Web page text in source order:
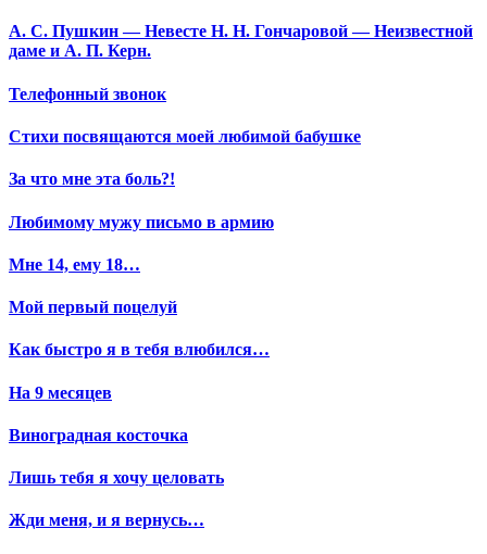
А. С. Пушкин — Невесте Н. Н. Гончаровой — Неизвестной
даме и А. П. Керн.
Телефонный звонок
Стихи посвящаются моей любимой бабушке
За что мне эта боль?!
Любимому мужу письмо в армию
Мне 14, ему 18…
Мой первый поцелуй
Как быстро я в тебя влюбился…
На 9 месяцев
Виноградная косточка
Лишь тебя я хочу целовать
Жди меня, и я вернусь…